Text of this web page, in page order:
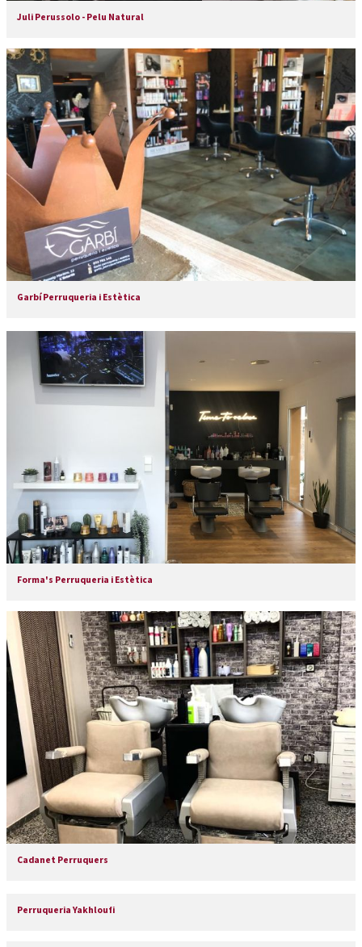
Juli Perussolo - Pelu Natural
Garbí Perruqueria i Estètica
Forma's Perruqueria i Estètica
Cadanet Perruquers
Perruqueria Yakhloufi